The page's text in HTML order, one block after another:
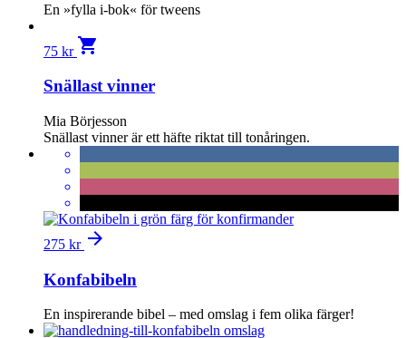
En »fylla i-bok« för tweens
75 kr shopping_cart
Snällast vinner
Mia Börjesson
Snällast vinner är ett häfte riktat till tonåringen.
275 kr arrow_forward
Konfabibeln
En inspirerande bibel – med omslag i fem olika färger!